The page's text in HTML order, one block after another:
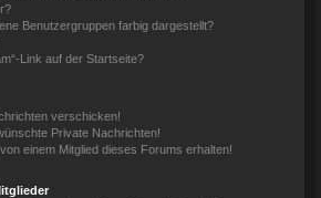
Benutzergruppen farbig dargestellt?
Link auf der Startseite?
verschicken!
Private Nachrichten!
einem Mitglied dieses Forums erhalten!